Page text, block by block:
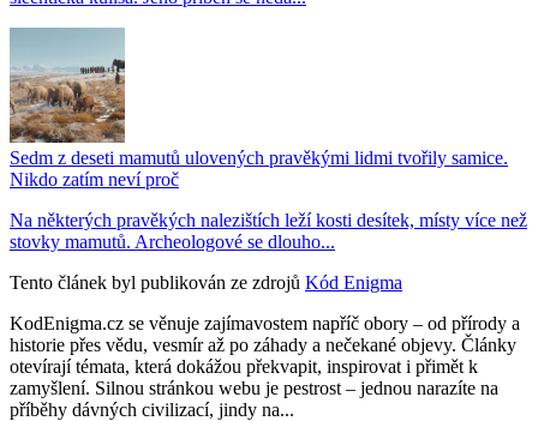
Sedm z deseti mamutů ulovených pravěkými lidmi tvořily samice.
Nikdo zatím neví proč
Na některých pravěkých nalezištích leží kosti desítek, místy více než
stovky mamutů. Archeologové se dlouho...
Tento článek byl publikován ze zdrojů Kód Enigma
KodEnigma.cz se věnuje zajímavostem napříč obory – od přírody a
historie přes vědu, vesmír až po záhady a nečekané objevy. Články
otevírají témata, která dokážou překvapit, inspirovat i přimět k
zamyšlení. Silnou stránkou webu je pestrost – jednou narazíte na
příběhy dávných civilizací, jindy na...